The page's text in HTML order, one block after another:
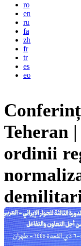
ro
en
ru
fa
zh
fr
tr
es
eo
Teheran
ordinii